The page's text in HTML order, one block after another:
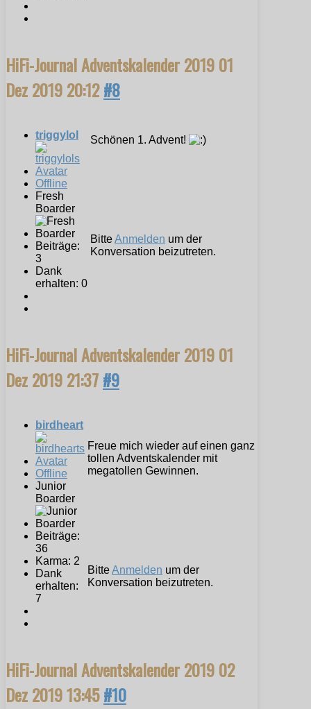
HiFi-Journal Adventskalender 201901
Dez 2019 20:12#8
triggylol
Offline
Fresh
Boarder
Beiträge:
3
Dank
erhalten: 0
Schönen 1. Advent!
BitteAnmelden um der
Konversation beizutreten.
HiFi-Journal Adventskalender 201901
Dez 2019 21:37#9
birdheart
Offline
Junior
Boarder
Beiträge:
36
Karma: 2
Dank
erhalten:
7
Freue mich wieder auf einen ganz
tollen Adventskalender mit
megatollen Gewinnen.
BitteAnmelden um der
Konversation beizutreten.
HiFi-Journal Adventskalender 201902
Dez 2019 13:45#10